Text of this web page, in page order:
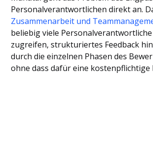
Personalverantwortlichen direkt an.
Zusammenarbeit und
beliebig viele
zugreifen, strukturiertes Feedback
durch die einzelnen Phasen des
ohne dass dafür eine